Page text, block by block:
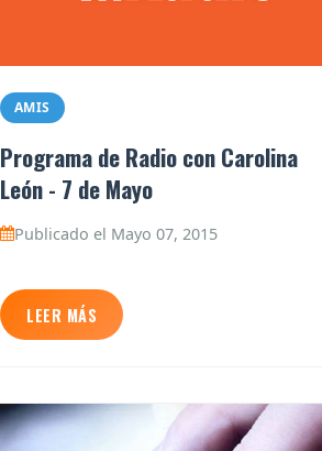
AMIS
Programa de Radio con Carolina
León - 7 de Mayo
Publicado el Mayo 07, 2015
LEER MÁS